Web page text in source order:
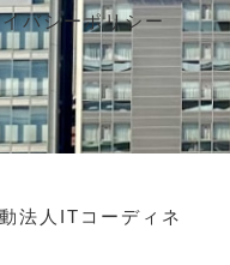
バシーポリシー
法人ITコーディネ